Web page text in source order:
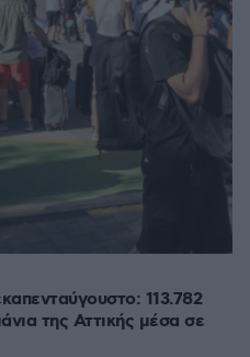
113.782
της Αττικής μέσα σε